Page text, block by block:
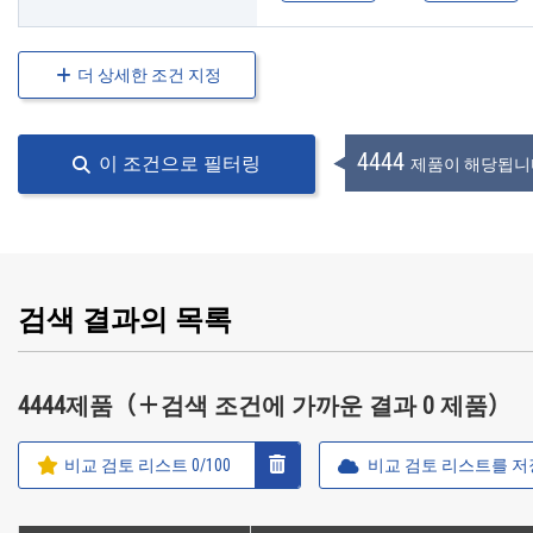
더 상세한 조건 지정
이 조건으로 필터링 4444 제품이 해당됩
검색 결과의 목록
4444제품（＋검색 조건에 가까운 결과 0 제품）
비교 검토 리스트 0/100 비교 검토 리스트를 저